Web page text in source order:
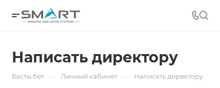
Написать директору
Басты бет — Личный кабинет — Написать директору